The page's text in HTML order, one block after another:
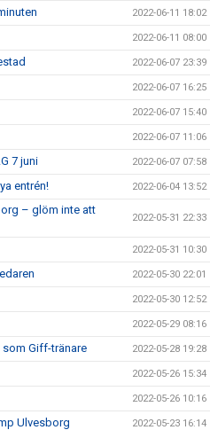
2022-06-11 18:02
2022-06-11 08:00
2022-06-07 23:39
2022-06-07 16:25
2022-06-07 15:40
2022-06-07 11:06
7 juni 2022-06-07 07:58
entrén! 2022-06-04 13:52
– glöm inte att
2022-05-31 22:33
2022-05-31 10:30
2022-05-30 22:01
2022-05-30 12:52
2022-05-29 08:16
Giff-tränare 2022-05-28 19:28
2022-05-26 15:34
2022-05-26 10:16
Ulvesborg 2022-05-23 16:14